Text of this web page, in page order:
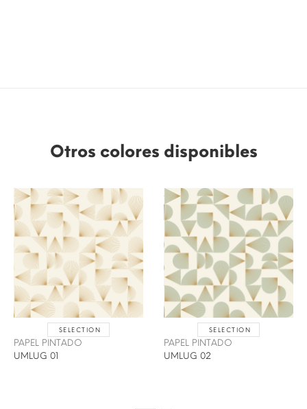
Otros colores disponibles
SELECTION
PAPEL PINTADO
UMLUG 01
SELECTION
PAPEL PINTADO
UMLUG 02